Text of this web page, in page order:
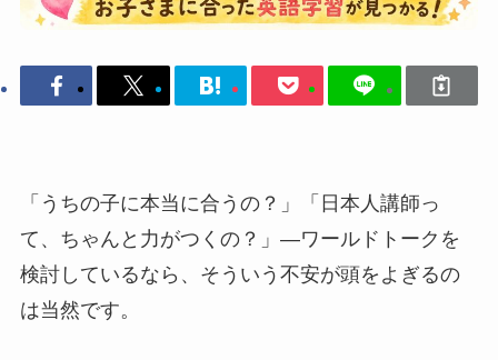
「うちの子に本当に合うの？」「日本人講師っ
て、ちゃんと力がつくの？」—ワールドトークを
検討しているなら、そういう不安が頭をよぎるの
は当然です。